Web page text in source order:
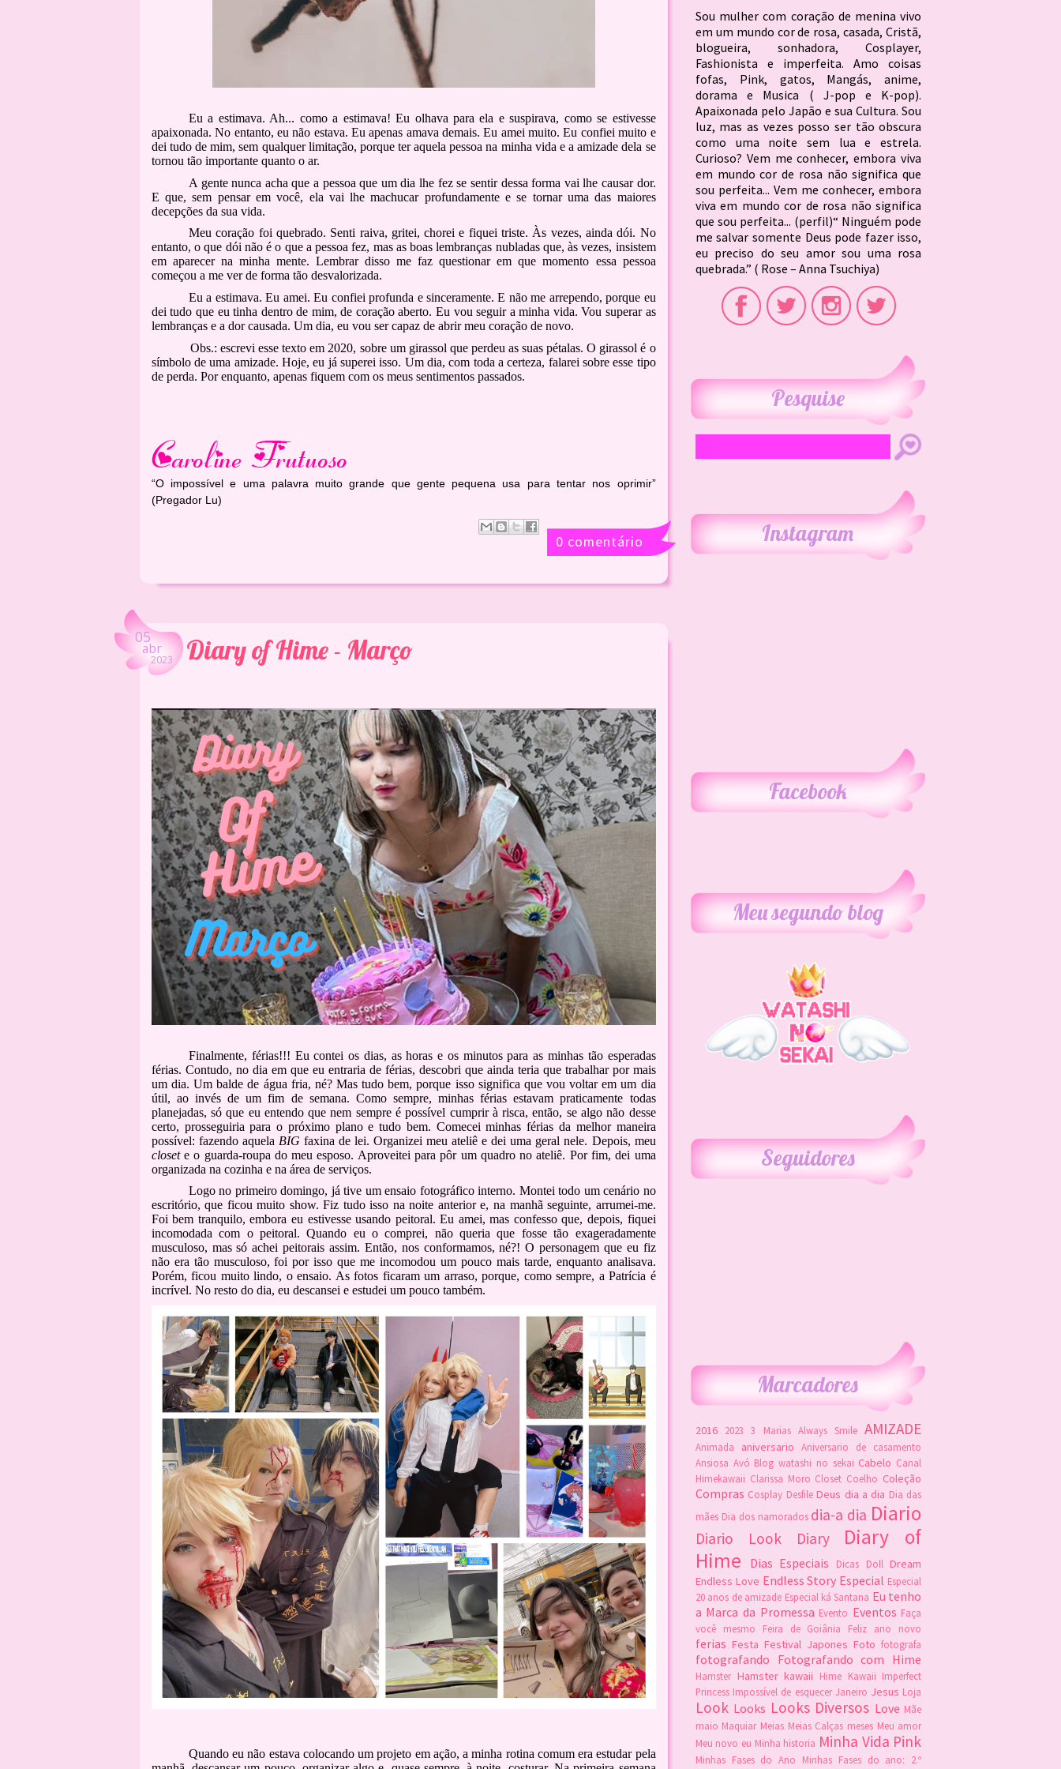
Eu a estimava. Ah... como a estimava! Eu olhava para ela e suspirava, como se estivesse
apaixonada. No entanto, eu não estava. Eu apenas amava demais. Eu amei muito. Eu confiei muito e
dei tudo de mim, sem qualquer limitação, porque ter aquela pessoa na minha vida e a amizade dela se
tornou tão importante quanto o ar.
A gente nunca acha que a pessoa que um dia lhe fez se sentir dessa forma vai lhe causar dor.
E que, sem pensar em você, ela vai lhe machucar profundamente e se tornar uma das maiores
decepções da sua vida.
Meu coração foi quebrado. Senti raiva, gritei, chorei e fiquei triste. Às vezes, ainda dói. No
entanto, o que dói não é o que a pessoa fez, mas as boas lembranças nubladas que, às vezes, insistem
em aparecer na minha mente. Lembrar disso me faz questionar em que momento essa pessoa
começou a me ver de forma tão desvalorizada.
Eu a estimava. Eu amei. Eu confiei profunda e sinceramente. E não me arrependo, porque eu
dei tudo que eu tinha dentro de mim, de coração aberto. Eu vou seguir a minha vida. Vou superar as
lembranças e a dor causada. Um dia, eu vou ser capaz de abrir meu coração de novo.
Obs.: escrevi esse texto em 2020, sobre um girassol que perdeu as suas pétalas. O girassol é o
símbolo de uma amizade. Hoje, eu já superei isso. Um dia, com toda a certeza, falarei sobre esse tipo
de perda. Por enquanto, apenas fiquem com os meus sentimentos passados.
“O impossível e uma palavra muito grande que gente pequena usa para tentar nos oprimir”
(Pregador Lu)
0 comentário
05abr
2023 Diary of Hime - Março
Finalmente, férias!!! Eu contei os dias, as horas e os minutos para as minhas tão esperadas
férias. Contudo, no dia em que eu entraria de férias, descobri que ainda teria que trabalhar por mais
um dia. Um balde de água fria, né? Mas tudo bem, porque isso significa que vou voltar em um dia
útil, ao invés de um fim de semana. Como sempre, minhas férias estavam praticamente todas
planejadas, só que eu entendo que nem sempre é possível cumprir à risca, então, se algo não desse
certo, prosseguiria para o próximo plano e tudo bem. Comecei minhas férias da melhor maneira
possível: fazendo aquela BIG faxina de lei. Organizei meu ateliê e dei uma geral nele. Depois, meu
closete o guarda-roupa do meu esposo. Aproveitei para pôr um quadro no ateliê. Por fim, dei uma
organizada na cozinha e na área de serviços.
Logo no primeiro domingo, já tive um ensaio fotográfico interno. Montei todo um cenário no
escritório, que ficou muito show. Fiz tudo isso na noite anterior e, na manhã seguinte, arrumei-me.
Foi bem tranquilo, embora eu estivesse usando peitoral. Eu amei, mas confesso que, depois, fiquei
incomodada com o peitoral. Quando eu o comprei, não queria que fosse tão exageradamente
musculoso, mas só achei peitorais assim. Então, nos conformamos, né?! O personagem que eu fiz
não era tão musculoso, foi por isso que me incomodou um pouco mais tarde, enquanto analisava.
Porém, ficou muito lindo, o ensaio. As fotos ficaram um arraso, porque, como sempre, a Patrícia é
incrível. No resto do dia, eu descansei e estudei um pouco também.
Quando eu não estava colocando um projeto em ação, a minha rotina comum era estudar pela
Sou mulher com coração de menina vivo
em um mundo cor de rosa, casada, Cristã,
blogueira, sonhadora, Cosplayer,
Fashionista e imperfeita. Amo coisas
fofas, Pink, gatos, Mangás, anime,
dorama e Musica ( J-pop e K-pop).
Apaixonada pelo Japão e sua Cultura. Sou
luz, mas as vezes posso ser tão obscura
como uma noite sem lua e estrela.
Curioso? Vem me conhecer, embora viva
em mundo cor de rosa não significa que
sou perfeita... Vem me conhecer, embora
viva em mundo cor de rosa não significa
que sou perfeita... (perfil)“ Ninguém pode
me salvar somente Deus pode fazer isso,
eu preciso do seu amor sou uma rosa
quebrada.” ( Rose – Anna Tsuchiya)
Pesquise
Instagram
Facebook
Meu segundo blog
Seguidores
Marcadores
2016 2023 3 Marias Always Smile AMIZADE
Animada aniversario
Aniversario de casamento
Ansiosa Avó Blog watashi no sekai Cabelo Canal
Himekawaii Clarissa Moro Closet Coelho Coleção
Compras Cosplay Desfile Deus dia a dia Dia das
mães Dia dos namorados dia-a dia Diario
Diario Look Diary
Diary of
Hime
Dias Especiais Dicas Doll Dream
Endless Love Endless Story Especial Especial
20 anos de amizade Especial ká Santana Eu tenho
a Marca da Promessa Evento Eventos Faça
você mesmo
Feira de Goiânia Feliz ano novo
ferias Festa Festival Japones Foto fotografa
fotografando Fotografando com Hime
Hamster Hamster kawaii Hime Kawaii Imperfect
Princess Impossível de esquecer Janeiro Jesus Loja
Look Looks Looks Diversos Love Mãe
maio Maquiar Meias Meias Calças meses Meu amor
Meu novo eu Minha historia Minha Vida Pink
Minhas Fases do Ano Minhas Fases do ano: 2.º